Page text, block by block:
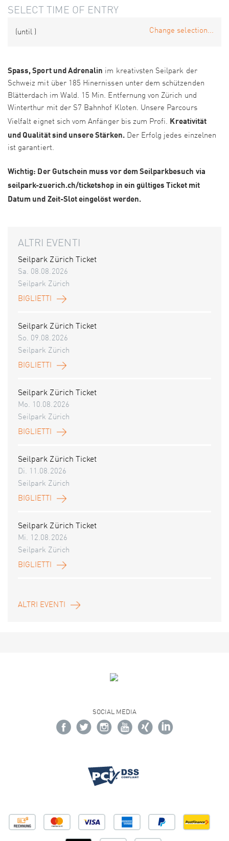
SELECT TIME OF ENTRY
(until ) Change selection...
Spass, Sport und Adrenalin im kreativsten Seilpark der
Schweiz mit über 185 Hinernissen unter dem schützenden
Blätterdach im Wald. 15 Min. Entfernung von Zürich und
Winterthur mit der S7 Bahnhof Kloten. Unsere Parcours
Vielfalt eignet sich vom Anfänger bis zum Profi. Kreativität
und Qualität sind unsere Stärken.Der Erfolg jedes einzelnen
ist garantiert.
Wichtig: Der Gutschein muss vor dem Seilparkbesuch via
seilpark-zuerich.ch/ticketshop in ein gültiges Ticket mit
Datum und Zeit-Slot eingelöst werden.
ALTRI EVENTI
Seilpark Zürich Ticket
Sa. 08.08.2026
Seilpark Zürich
BIGLIETTI
Seilpark Zürich Ticket
So. 09.08.2026
Seilpark Zürich
BIGLIETTI
Seilpark Zürich Ticket
Mo. 10.08.2026
Seilpark Zürich
BIGLIETTI
Seilpark Zürich Ticket
Di. 11.08.2026
Seilpark Zürich
BIGLIETTI
Seilpark Zürich Ticket
Mi. 12.08.2026
Seilpark Zürich
BIGLIETTI
ALTRI EVENTI
SOCIAL MEDIA